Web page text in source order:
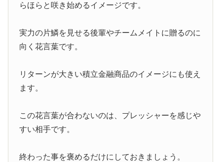
らほらと咲き始めるイメージです。
実力の片鱗を見せる後輩やチームメイトに贈るのに
向く花言葉です。
リターンが大きい積立金融商品のイメージにも使え
ます。
この花言葉が合わないのは、プレッシャーを感じや
すい相手です。
終わった事を褒めるだけにしておきましょう。